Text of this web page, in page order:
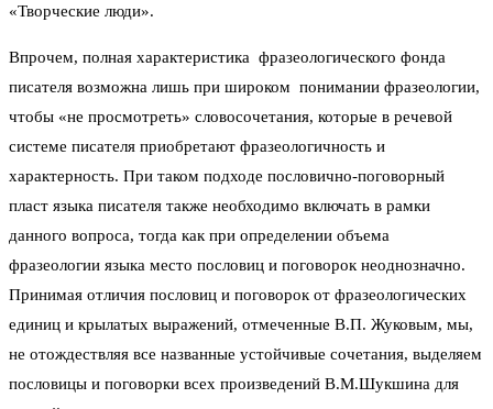
«Творческие люди».
Впрочем, полная характеристика фразеологического фонда
писателя возможна лишь при широком понимании фразеологии,
чтобы «не просмотреть» словосочетания, которые в речевой
системе писателя приобретают фразеологичность и
характерность. При таком подходе пословично-поговорный
пласт языка писателя также необходимо включать в рамки
данного вопроса, тогда как при определении объема
фразеологии языка место пословиц и поговорок неоднозначно.
Принимая отличия пословиц и поговорок от фразеологических
единиц и крылатых выражений, отмеченные В.П. Жуковым, мы,
не отождествляя все названные устойчивые сочетания, выделяем
пословицы и поговорки всех произведений В.М.Шукшина для